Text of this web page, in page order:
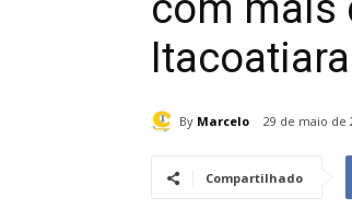
Itacoatiara
By Marcelo 29 de maio de
Compartilhado